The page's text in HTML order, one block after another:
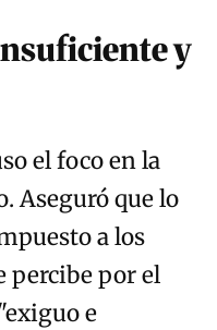
y
el foco en la
Aseguró que lo
a los
percibe por el
e